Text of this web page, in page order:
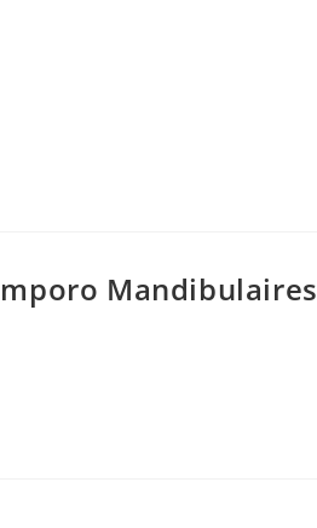
Mandibulaires